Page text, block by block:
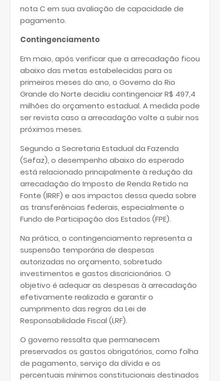
nota C em sua avaliação de capacidade de
pagamento.
Contingenciamento
Em maio, após verificar que a arrecadação ficou
abaixo das metas estabelecidas para os
primeiros meses do ano, o Governo do Rio
Grande do Norte decidiu contingenciar R$ 497,4
milhões do orçamento estadual. A medida pode
ser revista caso a arrecadação volte a subir nos
próximos meses.
Segundo a Secretaria Estadual da Fazenda
(Sefaz), o desempenho abaixo do esperado
está relacionado principalmente à redução da
arrecadação do Imposto de Renda Retido na
Fonte (IRRF) e aos impactos dessa queda sobre
as transferências federais, especialmente o
Fundo de Participação dos Estados (FPE).
Na prática, o contingenciamento representa a
suspensão temporária de despesas
autorizadas no orçamento, sobretudo
investimentos e gastos discricionários. O
objetivo é adequar as despesas à arrecadação
efetivamente realizada e garantir o
cumprimento das regras da Lei de
Responsabilidade Fiscal (LRF).
O governo ressalta que permanecem
preservados os gastos obrigatórios, como folha
de pagamento, serviço da dívida e os
percentuais mínimos constitucionais destinados